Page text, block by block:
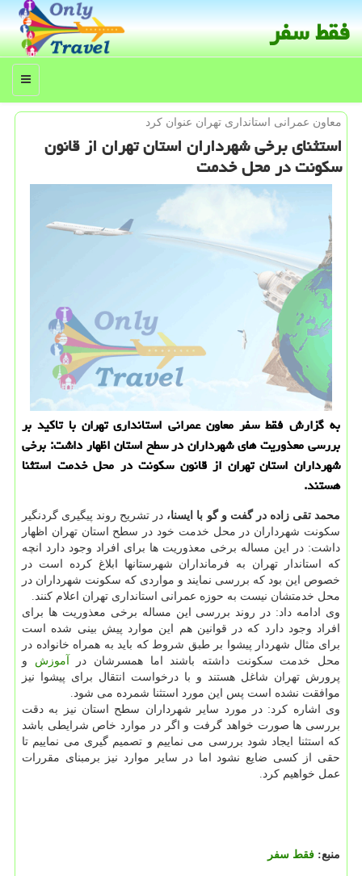
فقط سفر
منو
معاون عمرانی استانداری تهران عنوان كرد
استثنای برخی شهرداران استان تهران از قانون
سكونت در محل خدمت
به گزارش فقط سفر معاون عمرانی استانداری تهران با تاكید بر
بررسی معذوریت های شهرداران در سطح استان اظهار داشت: برخی
شهرداران استان تهران از قانون سكونت در محل خدمت استثنا
هستند.
محمد تقی زاده در گفت و گو با ایسنا، در تشریح روند پیگیری گردنگیر
سكونت شهرداران در محل خدمت خود در سطح استان تهران اظهار
داشت: در این مساله برخی معذوریت ها برای افراد وجود دارد انچه
كه استاندار تهران به فرمانداران شهرستانها ابلاغ كرده است در
خصوص این بود كه بررسی نمایند و مواردی كه سكونت شهرداران در
محل خدمتشان نیست به حوزه عمرانی استانداری تهران اعلام كنند.
وی ادامه داد: در روند بررسی این مساله برخی معذوریت ها برای
افراد وجود دارد كه در قوانین هم این موارد پیش بینی شده است
برای مثال شهردار پیشوا بر طبق شروط كه باید به همراه خانواده در
محل خدمت سكونت داشته باشند اما همسرشان در آموزش و
پرورش تهران شاغل هستند و با درخواست انتقال برای پیشوا نیز
موافقت نشده است پس این مورد استثنا شمرده می شود.
وی اشاره كرد: در مورد سایر شهرداران سطح استان نیز به دقت
بررسی ها صورت خواهد گرفت و اگر در موارد خاص شرایطی باشد
كه استثنا ایجاد شود بررسی می نماییم و تصمیم گیری می نماییم تا
حقی از كسی ضایع نشود اما در سایر موارد نیز برمبنای مقررات
عمل خواهیم كرد.
منبع: فقط سفر